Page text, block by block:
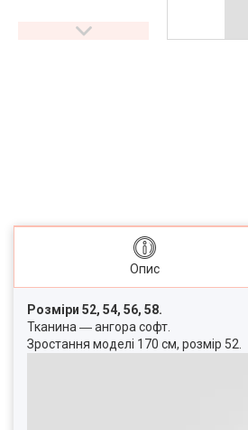
Опис
Розміри 52, 54, 56, 58.
Тканина ― ангора софт.
Зростання моделі 170 см, розмір 52.